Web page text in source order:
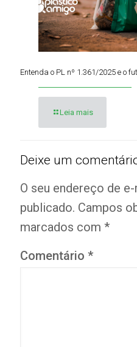
Entenda o PL nº 1.361/2025 e o
Leia mais
Deixe um
O seu endereço de
publicado. Campos
marcados com *
Comentário *